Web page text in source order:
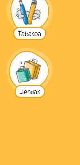
Tabakoa
Dendak